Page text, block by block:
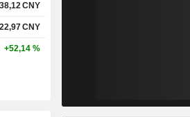
CNY
CNY
+52,14 %